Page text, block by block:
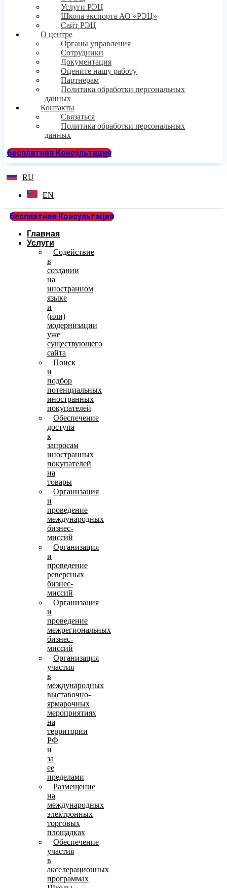
Услуги РЭЦ
Школа экспорта АО «РЭЦ»
Сайт РЭЦ
О центре
Органы управления
Сотрудники
Документация
Оцените нашу работу
Партнерам
Политика обработки персональных
данных
Контакты
Связаться
Политика обработки персональных
данных
Бесплатная Консультация
RU
EN
Бесплатная Консультация
Главная
Услуги
Содействие
в
создании
на
иностранном
языке
и
(или)
модернизации
уже
существующего
сайта
Поиск
и
подбор
потенциальных
иностранных
покупателей
Обеспечение
доступа
к
запросам
иностранных
покупателей
на
товары
Организация
и
проведение
международных
бизнес-
миссий
Организация
и
проведение
реверсных
бизнес-
миссий
Организация
и
проведение
межрегиональных
бизнес-
миссий
Организация
участия
в
международных
выставочно-
ярмарочных
мероприятиях
на
территории
РФ
и
за
ее
пределами
Размещение
на
международных
электронных
торговых
площадках
Обеспечение
участия
в
акселерационных
программах